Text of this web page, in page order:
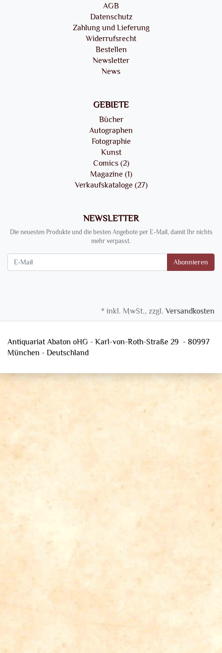
AGB
Datenschutz
Zahlung und Lieferung
Widerrufsrecht
Bestellen
Newsletter
News
GEBIETE
Bücher
Autographen
Fotographie
Kunst
Comics (2)
Magazine (1)
Verkaufskataloge (27)
NEWSLETTER
Die neuesten Produkte und die besten Angebote per E-Mail, damit Ihr nichts
mehr verpasst.
Abonnieren
* inkl. MwSt., zzgl.Versandkosten
Antiquariat Abaton oHG - Karl-von-Roth-Straße 29 - 80997
München - Deutschland